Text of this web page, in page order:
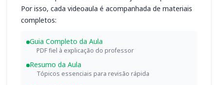
Por isso, cada videoaula é acompanhada de materiais
completos:
Guia Completo da Aula
PDF fiel à explicação do professor
Resumo da Aula
Tópicos essenciais para revisão rápida